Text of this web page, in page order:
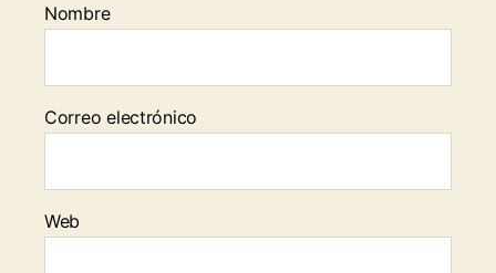
Nombre
Correo electrónico
Web